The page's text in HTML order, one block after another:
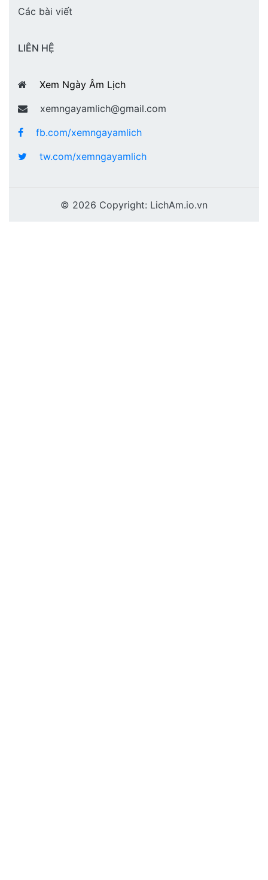
Các bài viết
LIÊN HỆ
Xem Ngày Âm Lịch
xemngayamlich@gmail.com
fb.com/xemngayamlich
tw.com/xemngayamlich
© 2026 Copyright: LichAm.io.vn